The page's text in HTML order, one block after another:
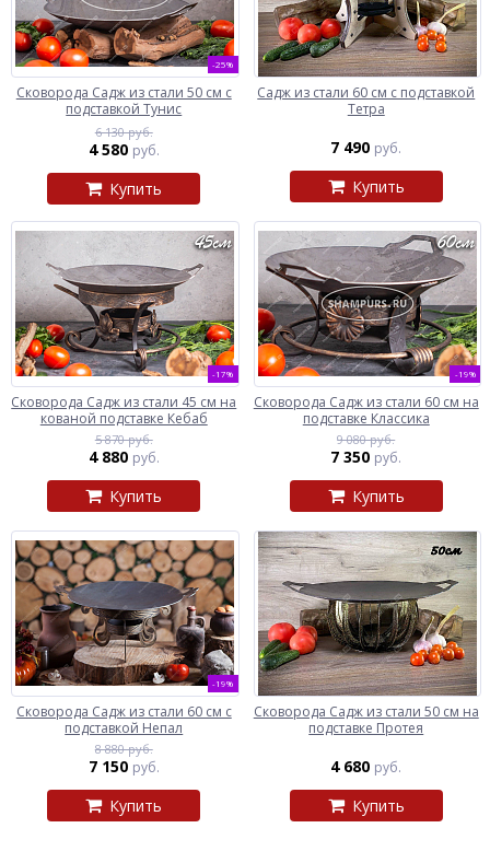
-25%
Сковорода Садж из стали 50 см с
подставкой Тунис
6 130 руб.
4 580 руб.
Купить
Садж из стали 60 см с подставкой
Тетра
7 490 руб.
Купить
-17%
Сковорода Садж из стали 45 см на
кованой подставке Кебаб
5 870 руб.
4 880 руб.
Купить
-19%
Сковорода Садж из стали 60 см на
подставке Классика
9 080 руб.
7 350 руб.
Купить
-19%
Сковорода Садж из стали 60 см с
подставкой Непал
8 880 руб.
7 150 руб.
Купить
Сковорода Садж из стали 50 см на
подставке Протея
4 680 руб.
Купить